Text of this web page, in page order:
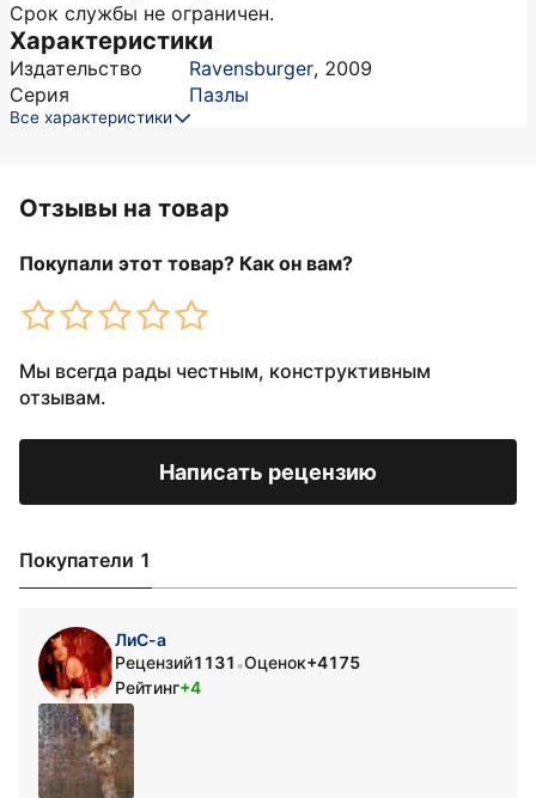
Срок службы не ограничен.
Характеристики
Издательство Ravensburger, 2009
Серия
Пазлы
Все характеристики
Отзывы на товар
Покупали этот товар? Как он вам?
Мы всегда рады честным, конструктивным
отзывам.
Написать рецензию
Покупатели 1
ЛиС-а
Рецензий1131 •Оценок+4175
Рейтинг+4